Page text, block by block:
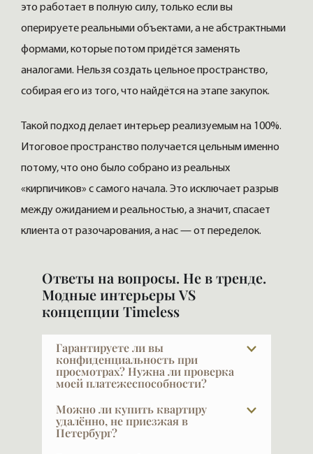
это работает в полную силу, только если вы
оперируете реальными объектами, а не абстрактными
формами, которые потом придётся заменять
аналогами. Нельзя создать цельное пространство,
собирая его из того, что найдётся на этапе закупок.
Такой подход делает интерьер реализуемым на 100%.
Итоговое пространство получается цельным именно
потому, что оно было собрано из реальных
«кирпичиков» с самого начала. Это исключает разрыв
между ожиданием и реальностью, а значит, спасает
клиента от разочарования, а нас — от переделок.
Ответы на вопросы. Не в тренде.
Модные интерьеры VS
концепции Timeless
Гарантируете ли вы
конфиденциальность при
просмотрах? Нужна ли проверка
моей платежеспособности?
VIPFLAT 20 лет работает с VIP-клиентами.
Они часто закрыты и не публичны — мы
понимаем, что такое
Можно ли купить квартиру
удалённо, не приезжая в
Петербург?